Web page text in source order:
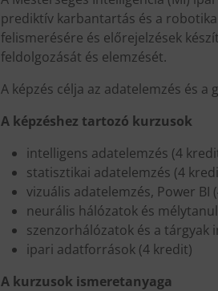
prediktív karbantartás és a
felismerésére és előrejelzések
feldolgozását és elemzését.
A képzés célja az adatelemzés és
A képzéshez tartozó kurzusok
intelligens adatelemzés (4
statisztikai adatelemzés (4
vizuális adatelemzés, Power BI
neurális hálózatok és
szenzorhálózatok és a tárgyak
ipari adatforrások (4 kredit)
A kurzusok ismeretanyaga